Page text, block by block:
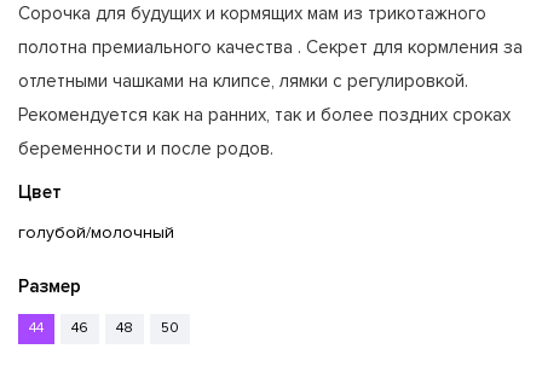
Сорочка для будущих и кормящих мам из трикотажного
полотна премиального качества . Секрет для кормления за
отлетными чашками на клипсе, лямки с регулировкой.
Рекомендуется как на ранних, так и более поздних сроках
беременности и после родов.
Цвет
голубой/молочный
Размер
44 46 48 50